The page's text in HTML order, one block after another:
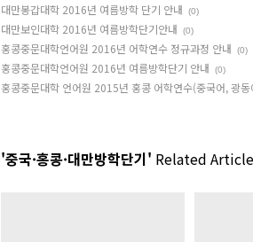
대만봉갑대학 2016년 여름방학 단기 안내
(0)
대만보인대학 2016년 여름방학단기안내 (0)
홍콩중문대학언어원 2016년 어학연수 정규과정 안내 (0)
홍콩중문대학언어원 2016년 여름방학단기 안내 (0)
홍콩중문대학 언어원 2015년 홍콩 어학연수(중국어, 광동
'중국·홍콩·대만방학단기' Related